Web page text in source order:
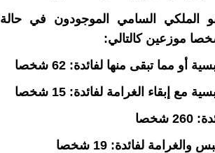
الملكي السامي الموجودون في حالة
أو مما تبقى منها لفائدة: 62 شخصا
إبقاء الغرامة لفائدة: 15 شخصا
لفائدة: 19 شخصا